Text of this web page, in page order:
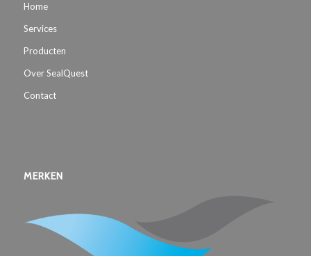
Home
Services
Producten
Over SealQuest
Contact
MERKEN